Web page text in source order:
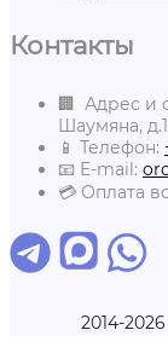
Контакты
🏢 Адрес и
Шаумяна,
📱 Телефон:
📧 E-mail:
💳 Оплата
2014-